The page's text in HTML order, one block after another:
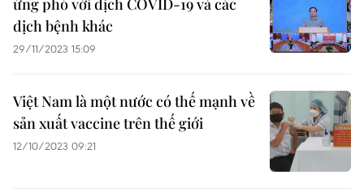
ứng phó với dịch COVID-19 và các
dịch bệnh khác
29/11/2023 15:09
Việt Nam là một nước có thế mạnh về
sản xuất vaccine trên thế giới
12/10/2023 09:21